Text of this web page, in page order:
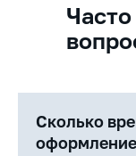
Сколько